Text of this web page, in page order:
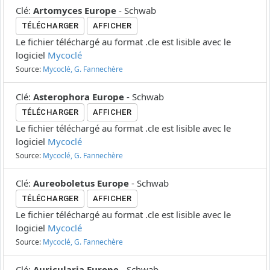
Clé: Artomyces Europe - Schwab
TÉLÉCHARGER AFFICHER
Le fichier téléchargé au format .cle est lisible avec le
logiciel Mycoclé
Source: Mycoclé, G. Fannechère
Clé: Asterophora Europe - Schwab
TÉLÉCHARGER AFFICHER
Le fichier téléchargé au format .cle est lisible avec le
logiciel Mycoclé
Source: Mycoclé, G. Fannechère
Clé: Aureoboletus Europe - Schwab
TÉLÉCHARGER AFFICHER
Le fichier téléchargé au format .cle est lisible avec le
logiciel Mycoclé
Source: Mycoclé, G. Fannechère